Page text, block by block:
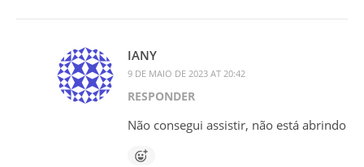
IANY
9 DE MAIO DE 2023 AT 20:42
RESPONDER
Não consegui assistir, não está abrindo